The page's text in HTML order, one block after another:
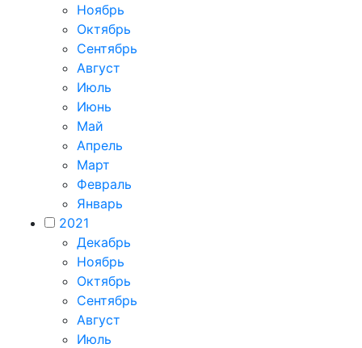
Ноябрь
Октябрь
Сентябрь
Август
Июль
Июнь
Май
Апрель
Март
Февраль
Январь
2021
Декабрь
Ноябрь
Октябрь
Сентябрь
Август
Июль